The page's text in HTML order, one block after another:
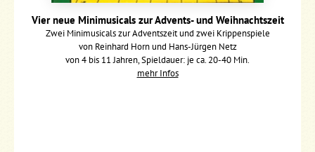
Vier neue Minimusicals zur Advents- und Weihnachtszeit
Zwei Minimusicals zur Adventszeit und zwei Krippenspiele
von Reinhard Horn und Hans-Jürgen Netz
von 4 bis 11 Jahren, Spieldauer: je ca. 20-40 Min.
mehr Infos